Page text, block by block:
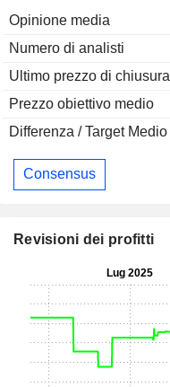
Opinione media
Numero di analisti
Ultimo prezzo di chiusura
Prezzo obiettivo medio
Differenza / Target Medio
Consensus
Revisioni dei profitti